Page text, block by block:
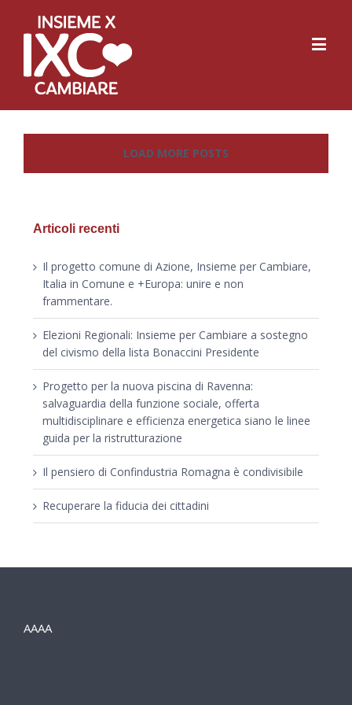
LOAD MORE POSTS
Articoli recenti
Il progetto comune di Azione, Insieme per Cambiare,
Italia in Comune e +Europa: unire e non
frammentare.
Elezioni Regionali: Insieme per Cambiare a sostegno
del civismo della lista Bonaccini Presidente
Progetto per la nuova piscina di Ravenna:
salvaguardia della funzione sociale, offerta
multidisciplinare e efficienza energetica siano le linee
guida per la ristrutturazione
Il pensiero di Confindustria Romagna è condivisibile
Recuperare la fiducia dei cittadini
AAAA